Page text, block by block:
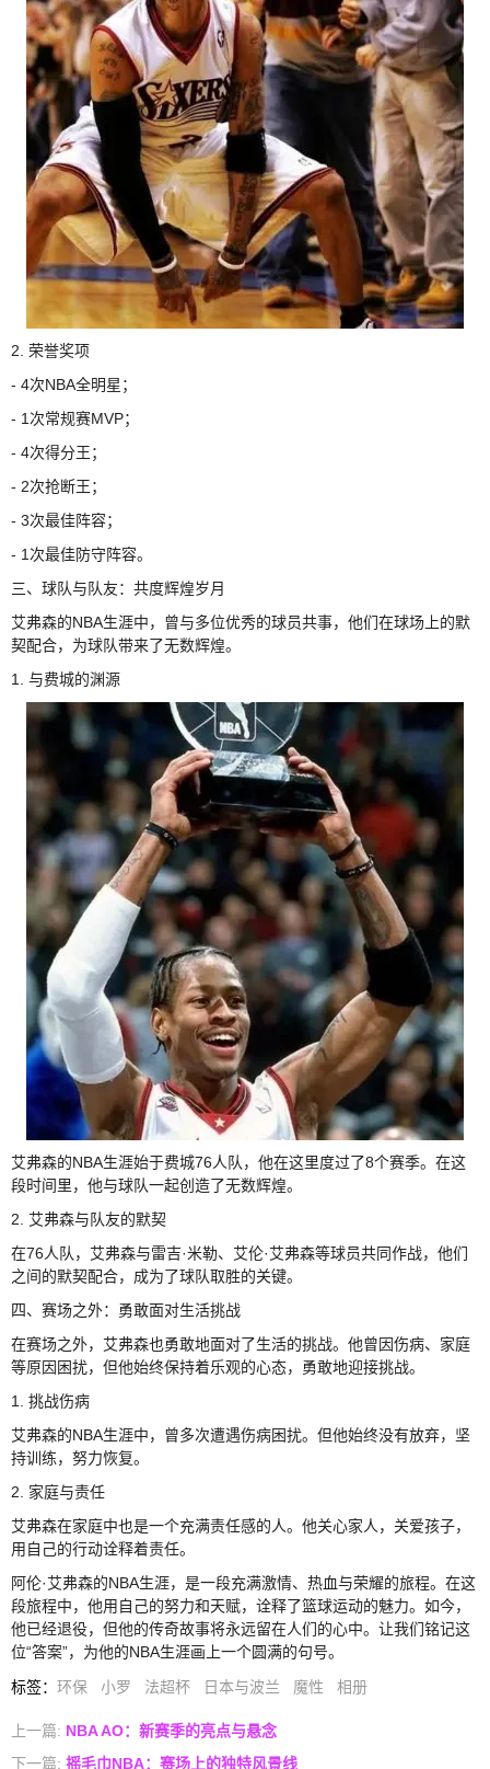
2. 荣誉奖项
- 4次NBA全明星；
- 1次常规赛MVP；
- 4次得分王；
- 2次抢断王；
- 3次最佳阵容；
- 1次最佳防守阵容。
三、球队与队友：共度辉煌岁月
艾弗森的NBA生涯中，曾与多位优秀的球员共事，他们在球场上的默
契配合，为球队带来了无数辉煌。
1. 与费城的渊源
艾弗森的NBA生涯始于费城76人队，他在这里度过了8个赛季。在这
段时间里，他与球队一起创造了无数辉煌。
2. 艾弗森与队友的默契
在76人队，艾弗森与雷吉·米勒、艾伦·艾弗森等球员共同作战，他们
之间的默契配合，成为了球队取胜的关键。
四、赛场之外：勇敢面对生活挑战
在赛场之外，艾弗森也勇敢地面对了生活的挑战。他曾因伤病、家庭
等原因困扰，但他始终保持着乐观的心态，勇敢地迎接挑战。
1. 挑战伤病
艾弗森的NBA生涯中，曾多次遭遇伤病困扰。但他始终没有放弃，坚
持训练，努力恢复。
2. 家庭与责任
艾弗森在家庭中也是一个充满责任感的人。他关心家人，关爱孩子，
用自己的行动诠释着责任。
阿伦·艾弗森的NBA生涯，是一段充满激情、热血与荣耀的旅程。在这
段旅程中，他用自己的努力和天赋，诠释了篮球运动的魅力。如今，
他已经退役，但他的传奇故事将永远留在人们的心中。让我们铭记这
位“答案”，为他的NBA生涯画上一个圆满的句号。
标签： 环保 小罗 法超杯 日本与波兰 魔性 相册
上一篇: NBA AO：新赛季的亮点与悬念
下一篇: 摇毛巾NBA：赛场上的独特风景线